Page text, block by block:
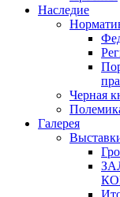
Наследие
Черная
Галерея